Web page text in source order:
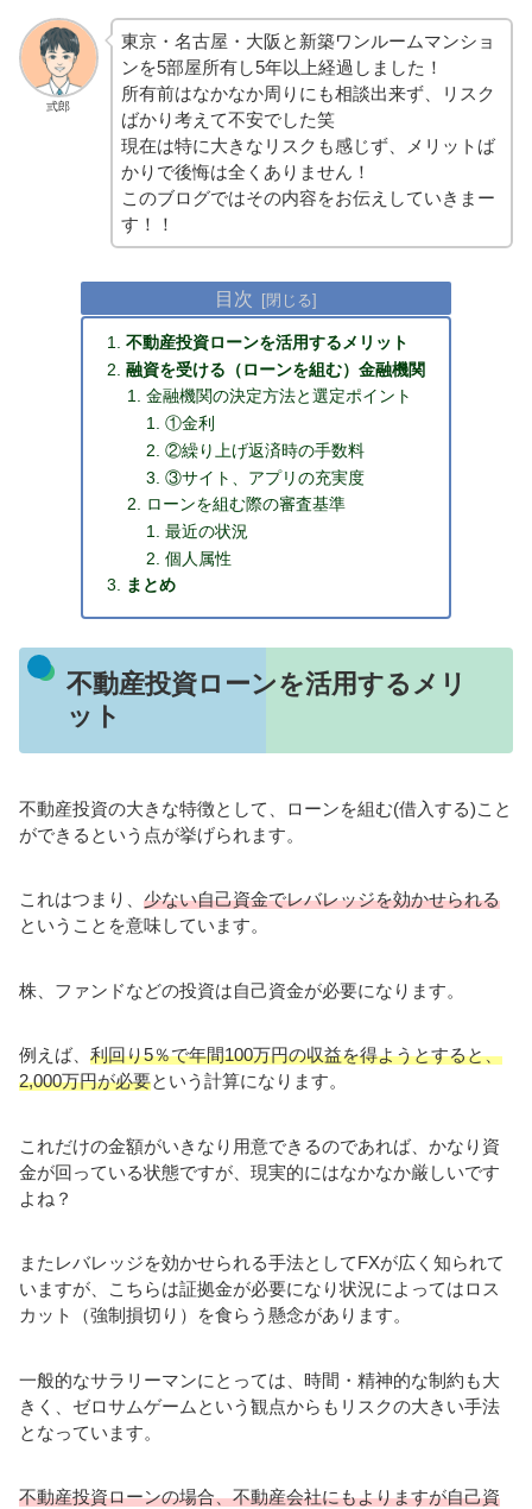
弎郎
東京・名古屋・大阪と新築ワンルームマンショ
ンを5部屋所有し5年以上経過しました！
所有前はなかなか周りにも相談出来ず、リスク
ばかり考えて不安でした笑
現在は特に大きなリスクも感じず、メリットば
かりで後悔は全くありません！
このブログではその内容をお伝えしていきまー
す！！
目次
不動産投資ローンを活用するメリット
融資を受ける（ローンを組む）金融機関
金融機関の決定方法と選定ポイント
①金利
②繰り上げ返済時の手数料
③サイト、アプリの充実度
ローンを組む際の審査基準
最近の状況
個人属性
まとめ
不動産投資ローンを活用するメリ
ット
不動産投資の大きな特徴として、ローンを組む(借入する)こと
ができるという点が挙げられます。
これはつまり、 少ない自己資金でレバレッジを効かせられる
ということを意味しています。
株、ファンドなどの投資は自己資金が必要になります。
例えば、 利回り5％で年間100万円の収益を得ようとすると、
2,000万円が必要という計算になります。
これだけの金額がいきなり用意できるのであれば、かなり資
金が回っている状態ですが、現実的にはなかなか厳しいです
よね？
またレバレッジを効かせられる手法としてFXが広く知られて
いますが、こちらは証拠金が必要になり状況によってはロス
カット（強制損切り）を食らう懸念があります。
一般的なサラリーマンにとっては、時間・精神的な制約も大
きく、ゼロサムゲームという観点からもリスクの大きい手法
となっています。
不動産投資ローンの場合、不動産会社にもよりますが自己資